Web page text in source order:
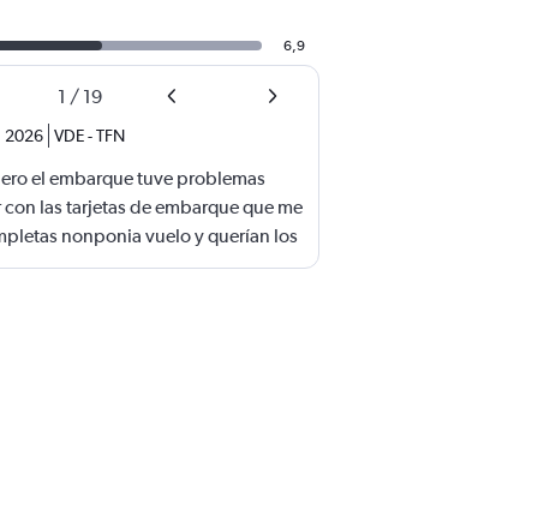
6,9
1 / 19
2026 VDE-TFN
el embarque tuve problemas
las tarjetas de embarque que me
nonponia vuelo y querían los
el vuelo.suerte de una